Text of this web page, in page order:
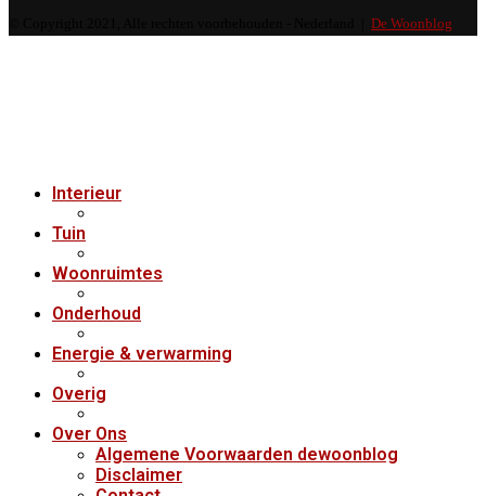
De Woonblog
Interieur
Tuin
Woonruimtes
Onderhoud
Energie & verwarming
Overig
Over Ons
Algemene Voorwaarden dewoonblog
Disclaimer